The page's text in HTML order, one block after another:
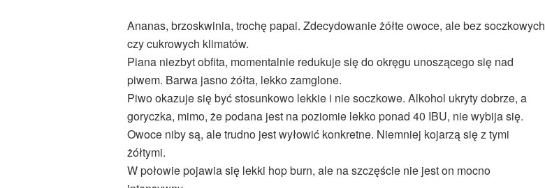
Ananas, brzoskwinia, trochę papai. Zdecydowanie żółte owoce, ale bez soczkowych
czy cukrowych klimatów.
Piana niezbyt obfita, momentalnie redukuje się do okręgu unoszącego się nad
piwem. Barwa jasno żółta, lekko zamglone.
Piwo okazuje się być stosunkowo lekkie i nie soczkowe. Alkohol ukryty dobrze, a
goryczka, mimo, że podana jest na poziomie lekko ponad 40 IBU, nie wybija się.
Owoce niby są, ale trudno jest wyłowić konkretne. Niemniej kojarzą się z tymi
żółtymi.
W połowie pojawia się lekki hop burn, ale na szczęście nie jest on mocno